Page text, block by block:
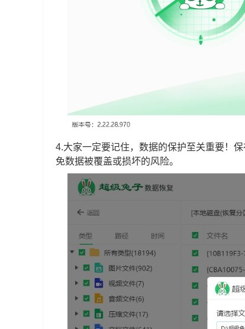
4.大家一定要记住，数据的保护至关重要！
免数据被覆盖或损坏的风险。